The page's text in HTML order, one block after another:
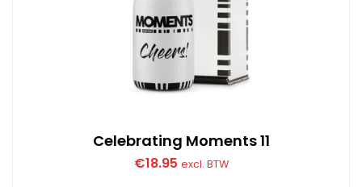
Celebrating Moments 11
€18.95 excl. BTW